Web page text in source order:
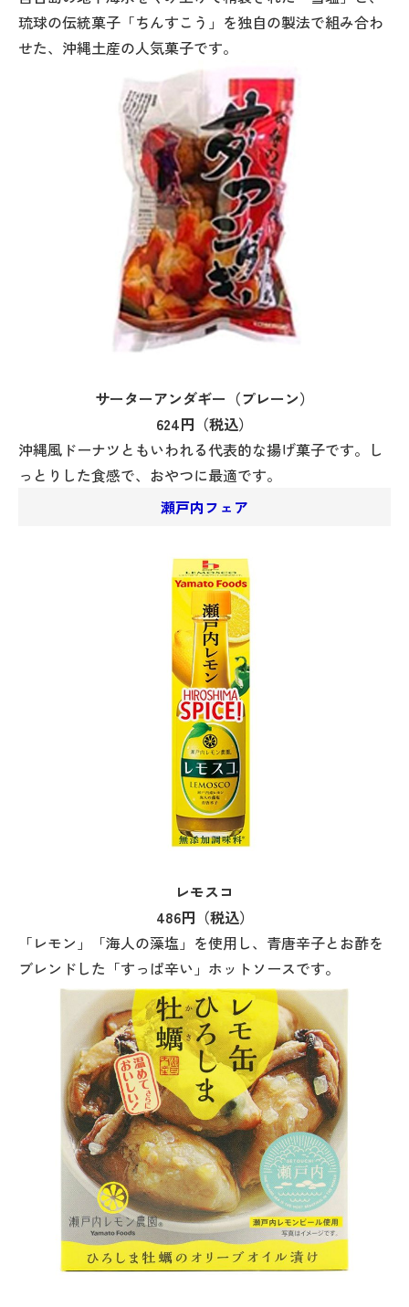
琉球の伝統菓子「ちんすこう」を独自の製法で組み合わ
せた、沖縄土産の人気菓子です。
サーターアンダギー（プレーン）
624円（税込）
沖縄風ドーナツともいわれる代表的な揚げ菓子です。し
っとりした食感で、おやつに最適です。
瀬戸内フェア
レモスコ
486円（税込）
「レモン」「海人の藻塩」を使用し、青唐辛子とお酢を
ブレンドした「すっぱ辛い」ホットソースです。